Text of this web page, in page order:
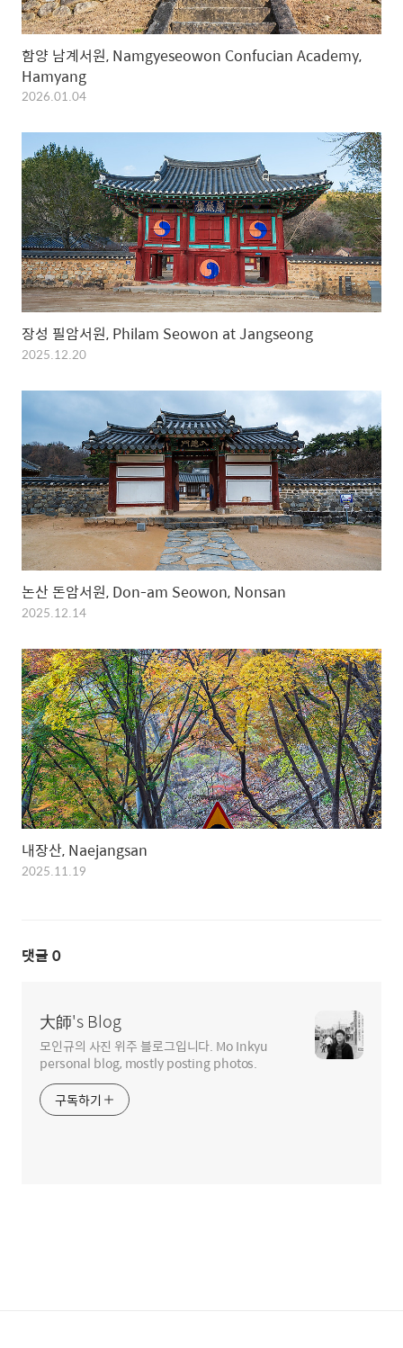
함양 남계서원, Namgyeseowon Confucian Academy,
Hamyang
2026.01.04
장성 필암서원, Philam Seowon at Jangseong
2025.12.20
논산 돈암서원, Don-am Seowon, Nonsan
2025.12.14
내장산, Naejangsan
2025.11.19
댓글 0
大師's Blog
모인규의 사진 위주 블로그입니다. Mo Inkyu
personal blog, mostly posting photos.
구독하기